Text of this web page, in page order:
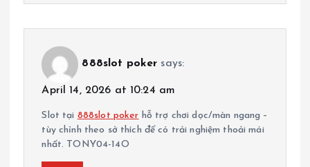
888slot poker says:
April 14, 2026 at 10:24 am
Slot tại 888slot poker hỗ trợ chơi dọc/màn ngang –
tùy chỉnh theo sở thích để có trải nghiệm thoải mái
nhất. TONY04-14O